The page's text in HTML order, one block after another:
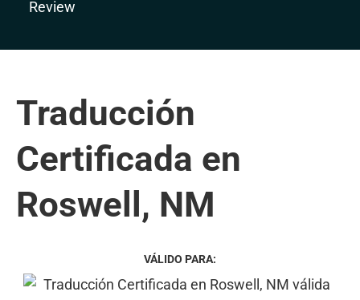
Traducción
Certificada en
Roswell, NM
VÁLIDO PARA: